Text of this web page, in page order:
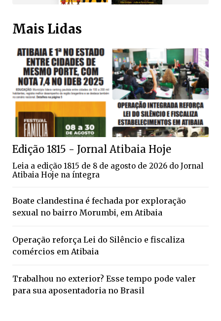
Mais Lidas
Edição 1815 - Jornal Atibaia Hoje
Leia a edição 1815 de 8 de agosto de 2026 do Jornal
Atibaia Hoje na íntegra
Boate clandestina é fechada por exploração
sexual no bairro Morumbi, em Atibaia
Operação reforça Lei do Silêncio e fiscaliza
comércios em Atibaia
Trabalhou no exterior? Esse tempo pode valer
para sua aposentadoria no Brasil